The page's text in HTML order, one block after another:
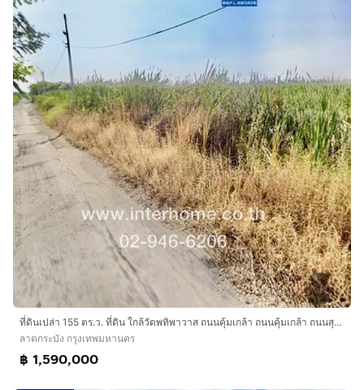
ที่ดินเปล่า 155 ตร.ว. ที่ดิน ใกล้วัดพทิพาวาส ถนนคุ้มเกล้า ถนนคุ้มเกล้า ถนนสุวินทวงศ์ แขวงคลองสามประเวศ เขตลาดกระบัง กรุงเทพมหานคร
ลาดกระบัง กรุงเทพมหานคร
฿ 1,590,000